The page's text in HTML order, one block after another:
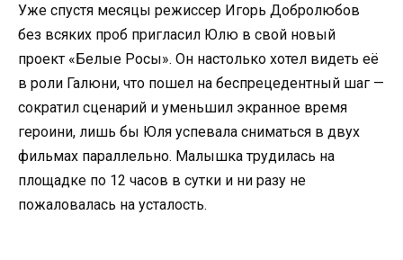
Уже спустя месяцы режиссер Игорь Добролюбов
без всяких проб пригласил Юлю в свой новый
проект «Белые Росы». Он настолько хотел видеть её
в роли Галюни, что пошел на беспрецедентный шаг —
сократил сценарий и уменьшил экранное время
героини, лишь бы Юля успевала сниматься в двух
фильмах параллельно. Малышка трудилась на
площадке по 12 часов в сутки и ни разу не
пожаловалась на усталость.